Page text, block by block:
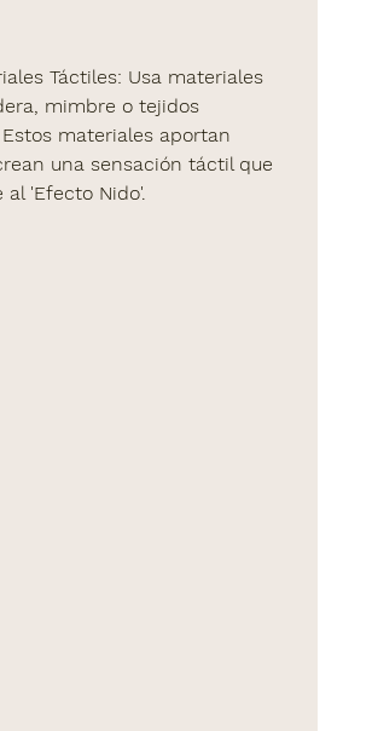
Táctiles: Usa materiales
mimbre o tejidos
materiales aportan
una sensación táctil que
al 'Efecto Nido'.